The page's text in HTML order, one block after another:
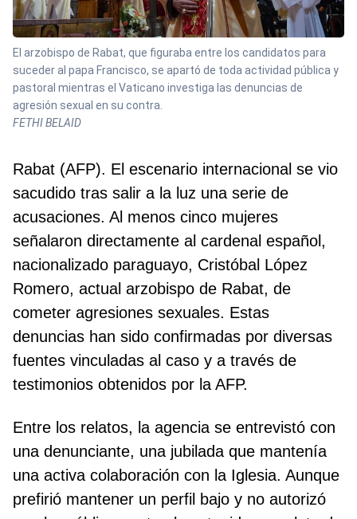
El arzobispo de Rabat, que figuraba entre los candidatos para
suceder al papa Francisco, se apartó de toda actividad pública y
pastoral mientras el Vaticano investiga las denuncias de
agresión sexual en su contra.
FETHI BELAID
Rabat (AFP). El escenario internacional se vio
sacudido tras salir a la luz una serie de
acusaciones. Al menos cinco mujeres
señalaron directamente al cardenal español,
nacionalizado paraguayo, Cristóbal López
Romero, actual arzobispo de Rabat, de
cometer agresiones sexuales. Estas
denuncias han sido confirmadas por diversas
fuentes vinculadas al caso y a través de
testimonios obtenidos por la AFP.
Entre los relatos, la agencia se entrevistó con
una denunciante, una jubilada que mantenía
una activa colaboración con la Iglesia. Aunque
prefirió mantener un perfil bajo y no autorizó